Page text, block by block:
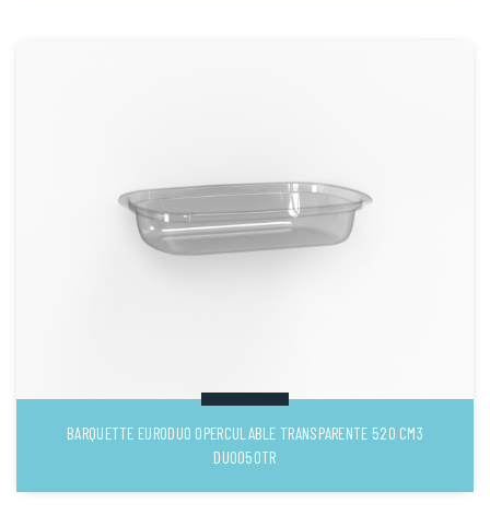
BARQUETTE EURODUO OPERCULABLE TRANSPARENTE 520 CM3
DUO050TR